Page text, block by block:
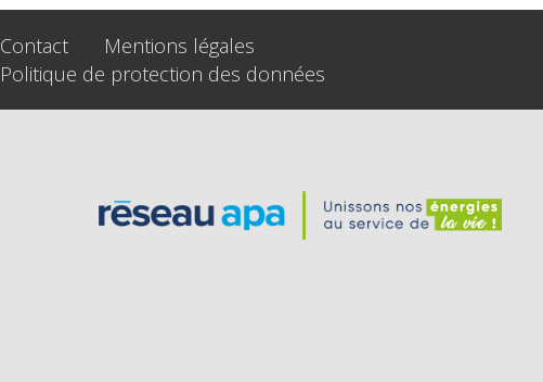
Contact
Mentions légales
Politique de protection des données